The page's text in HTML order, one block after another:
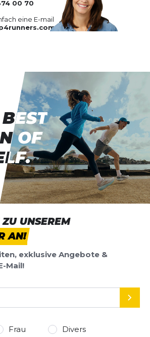
nicht nicht enttäuschen.
Inch 2-In-1 Short
reCAPTCHA geschützt – es gelten die
und
00 70
eine E-mail
UNSEREM
AN!
exklusive Angebote &
Mail!
Frau Divers
OF
OF